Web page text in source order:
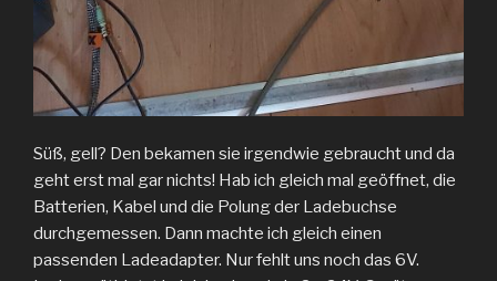
Süß, gell? Den bekamen sie irgendwie gebraucht und da
geht erst mal gar nichts! Hab ich gleich mal geöffnet, die
Batterien, Kabel und die Polung der Ladebuchse
durchgemessen. Dann machte ich gleich einen
passenden Ladeadapter. Nur fehlt uns noch das 6V.